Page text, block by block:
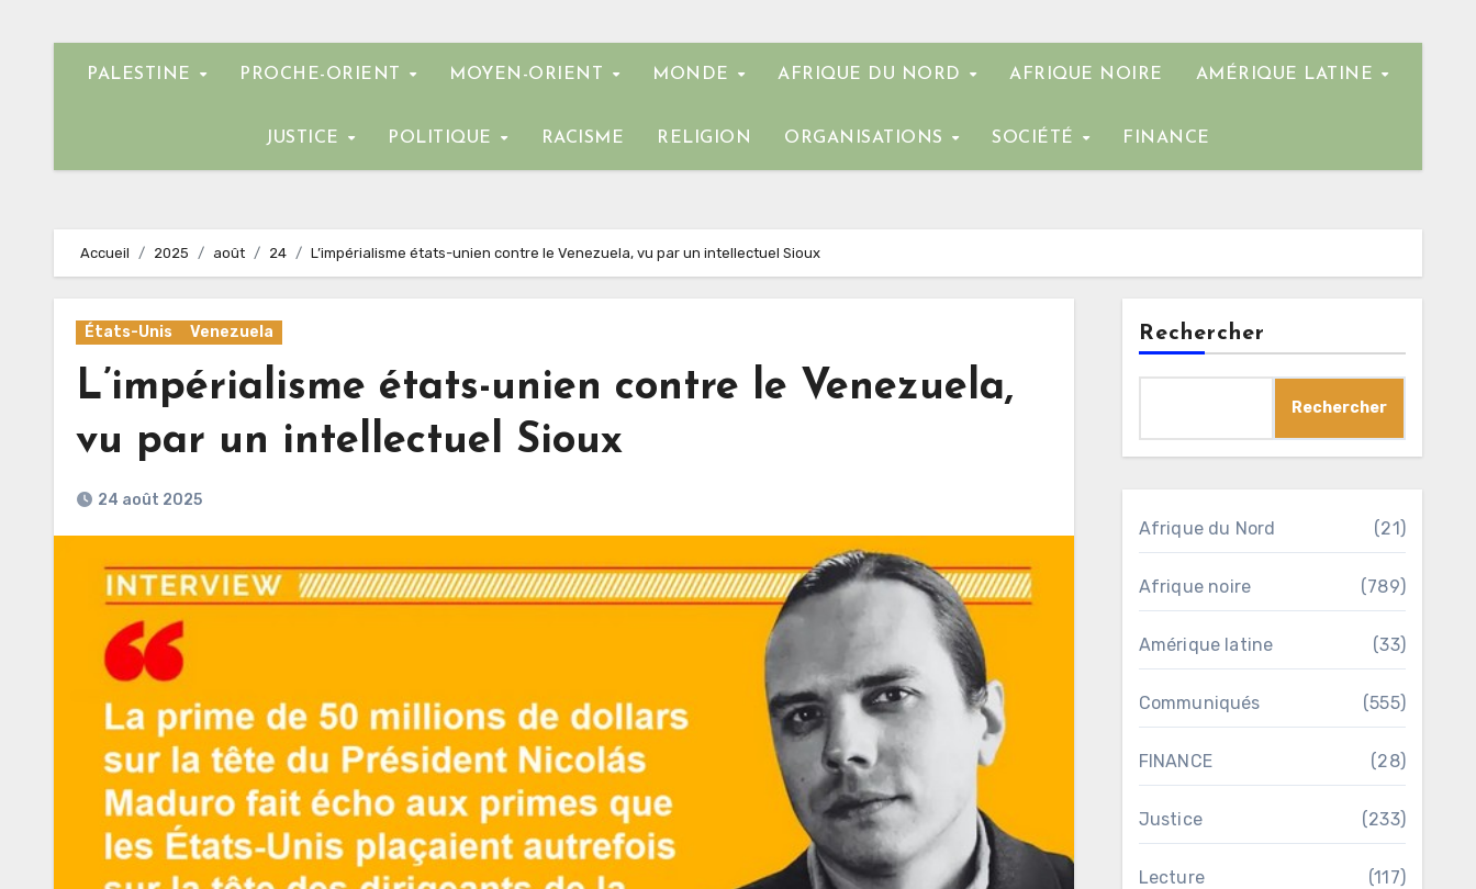
PALESTINE PROCHE-ORIENT MOYEN-ORIENT MONDE AFRIQUE DU NORD AFRIQUE NOIRE AMÉRIQUE LATINE
JUSTICE POLITIQUE RACISME RELIGION ORGANISATIONS SOCIÉTÉ FINANCE
Accueil 2025 août 24 L’impérialisme états-unien contre le Venezuela, vu par un intellectuel Sioux
États-Unis Venezuela
L’impérialisme états-unien contre le Venezuela,
vu par un intellectuel Sioux
24 août 2025
Rechercher
Rechercher
Afrique du Nord (21)
Afrique noire (789)
Amérique latine (33)
Communiqués (555)
FINANCE (28)
Justice (233)
Lecture (117)